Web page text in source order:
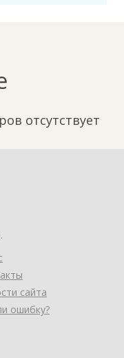
отсутствует
сайта
ошибку?